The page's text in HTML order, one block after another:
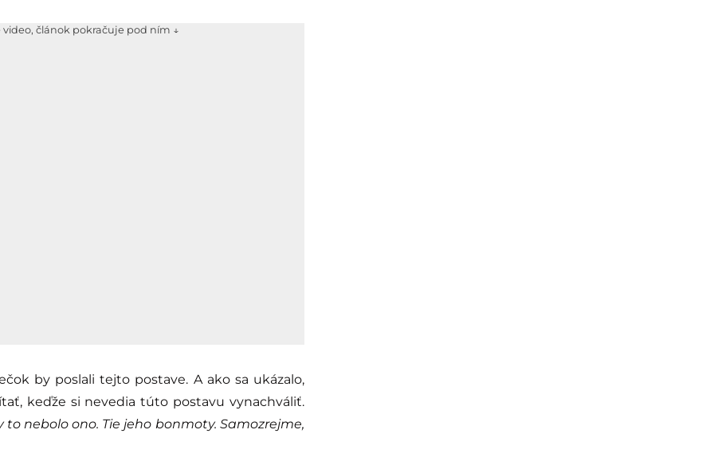
video, článok pokračuje pod ním ↓
by poslali tejto postave. A ako sa ukázalo,
keďže si nevedia túto postavu vynachváliť.
to nebolo ono. Tie jeho bonmoty. Samozrejme,